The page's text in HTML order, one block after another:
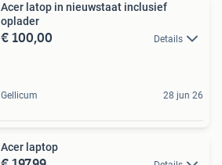
Acer latop in nieuwstaat inclusief
oplader
€ 100,00 Details
Gellicum 28 jun 26
Acer laptop